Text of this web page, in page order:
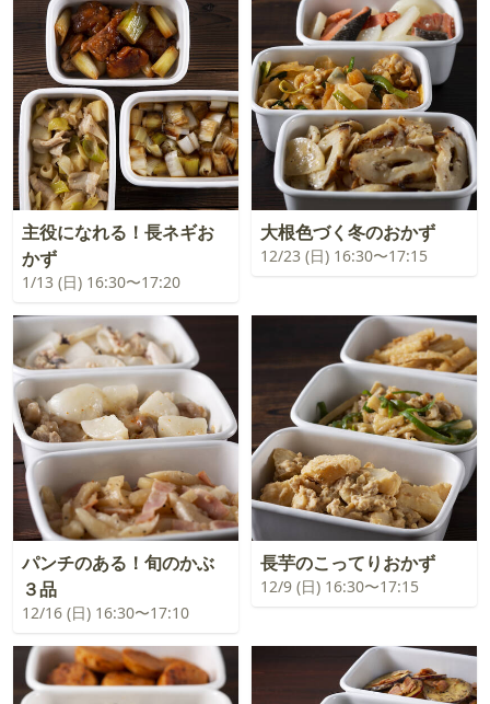
主役になれる！長ネギお
かず
1/13 (日) 16:30〜17:20
大根色づく冬のおかず
12/23 (日) 16:30〜17:15
パンチのある！旬のかぶ
３品
12/16 (日) 16:30〜17:10
長芋のこってりおかず
12/9 (日) 16:30〜17:15